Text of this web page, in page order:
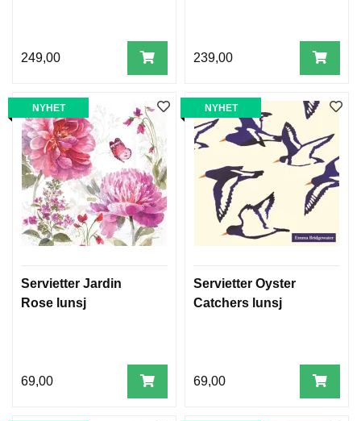
249,00 239,00
NYHET
Servietter Jardin
Rose lunsj
69,00
NYHET
Servietter Oyster
Catchers lunsj
69,00